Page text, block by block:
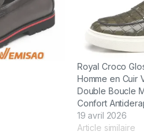
Royal Croco
Homme en Cuir
Double Boucle
Confort
19 avril 2026
Article similaire